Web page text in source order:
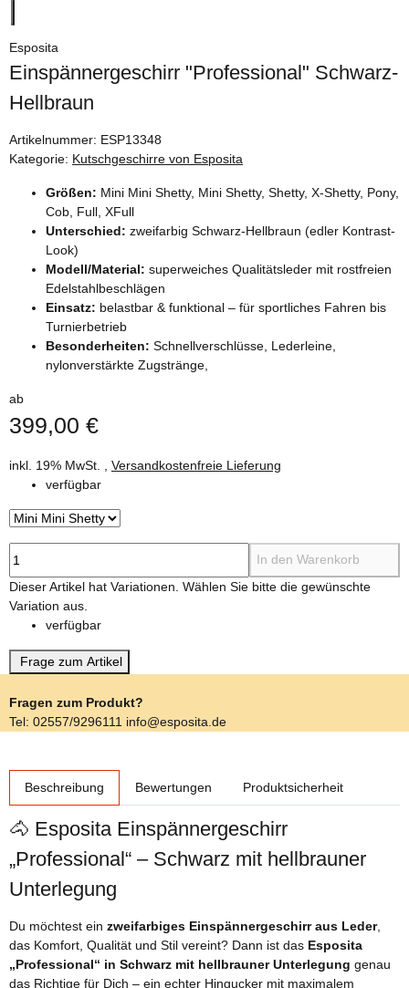
Esposita
Einspännergeschirr "Professional" Schwarz-
Hellbraun
Artikelnummer: ESP13348
Kategorie: Kutschgeschirre von Esposita
Größen: Mini Mini Shetty, Mini Shetty, Shetty, X-Shetty, Pony,
Cob, Full, XFull
Unterschied: zweifarbig Schwarz-Hellbraun (edler Kontrast-
Look)
Modell/Material: superweiches Qualitätsleder mit rostfreien
Edelstahlbeschlägen
Einsatz: belastbar & funktional – für sportliches Fahren bis
Turnierbetrieb
Besonderheiten: Schnellverschlüsse, Lederleine,
nylonverstärkte Zugstränge,
ab
399,00 €
inkl. 19% MwSt. , Versandkostenfreie Lieferung
verfügbar
In den Warenkorb
x
Dieser Artikel hat Variationen. Wählen Sie bitte die gewünschte
Variation aus.
verfügbar
Frage zum Artikel
Fragen zum Produkt?
Tel: 02557/9296111 info@esposita.de
Beschreibung Bewertungen Produktsicherheit
🐴 Esposita Einspännergeschirr
„Professional“ – Schwarz mit hellbrauner
Unterlegung
Du möchtest ein zweifarbiges Einspännergeschirr aus Leder,
das Komfort, Qualität und Stil vereint? Dann ist das Esposita
„Professional“ in Schwarz mit hellbrauner Unterlegung genau
das Richtige für Dich – ein echter Hingucker mit maximalem